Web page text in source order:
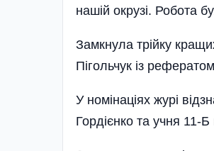
нашій окрузі. Робота
Замкнула трійку
Пігольчук із
У номінаціях журі
Гордієнко та учня